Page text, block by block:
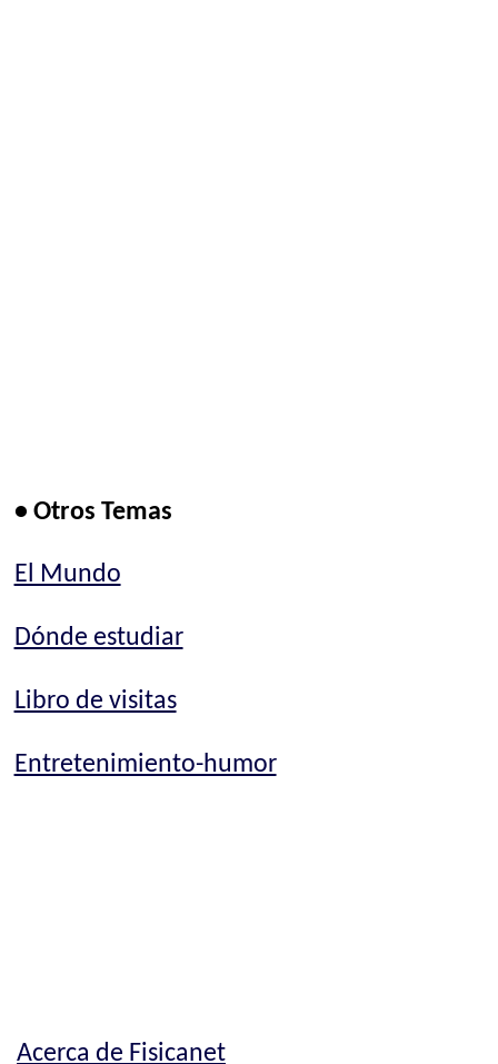
• Otros Temas
El Mundo
Dónde estudiar
Libro de visitas
Entretenimiento-humor
Acerca de Fisicanet